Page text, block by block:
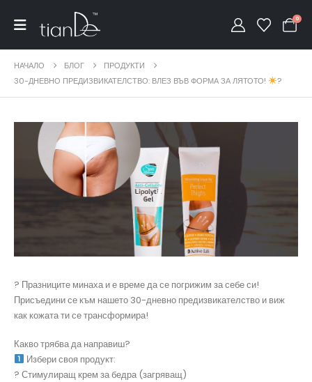
0
НАЧАЛО БЛОГ
ПРОДУКТИ
30-ДНЕВНО ПРЕДИЗВИКАТЕЛСТВО: ВЛЕЗ ВЪВ ФОРМА ЗА ЛЯТОТО!
?
? Празниците минаха и е време да се погрижим за себе си!
Присъедини се към нашето 30-дневно предизвикателство и виж
как кожата ти се трансформира!
Какво трябва да направиш?
Избери своя продукт:
? Стимулиращ крем за бедра (загряващ)